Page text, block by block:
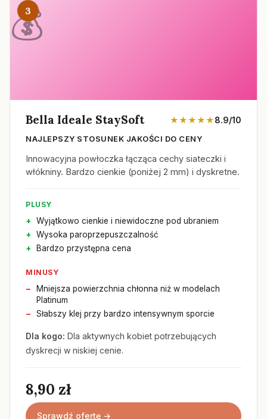
3
Bella Ideale StaySoft ★★★★★8.9/10
NAJLEPSZY STOSUNEK JAKOŚCI DO CENY
Innowacyjna powłoczka łącząca cechy siateczki i
włókniny. Bardzo cienkie (poniżej 2 mm) i dyskretne.
PLUSY
Wyjątkowo cienkie i niewidoczne pod ubraniem
Wysoka paroprzepuszczalność
Bardzo przystępna cena
MINUSY
Mniejsza powierzchnia chłonna niż w modelach
Platinum
Słabszy klej przy bardzo intensywnym sporcie
Dla kogo: Dla aktywnych kobiet potrzebujących
dyskrecji w niskiej cenie.
8,90 zł
Sprawdź ofertę →